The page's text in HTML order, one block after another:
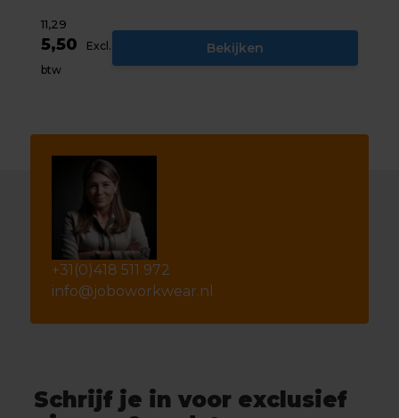
11,29
5,50
Excl.
btw
Bekijken
+31(0)418 511 972
info@joboworkwear.nl
Schrijf je in voor exclusief